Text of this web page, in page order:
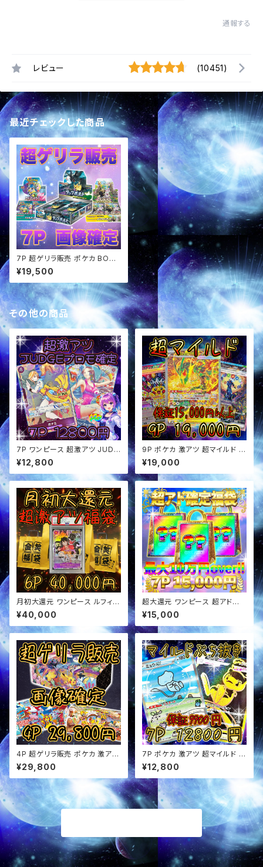
通報する
レビュー (10451)
最近チェックした商品
7P 超ゲリラ販売 ポケカ BOX
画像確定パック オリパ
¥19,500
その他の商品
7P ワンピース 超激アツ JUDG
Eプロモ確定 オリパ
¥12,800
9P ポケカ 激アツ 超マイルド オ
リパ
¥19,000
月初大還元 ワンピース ルフィ確
定 超アド確定福袋 オリパ
¥40,000
超大還元 ワンピース 超アド確
定福袋 オリパ
¥15,000
4P 超ゲリラ販売 ポケカ 激アツ
BOX画像確定 オリパ
¥29,800
7P ポケカ 激アツ 超マイルド オ
リパ
¥12,800